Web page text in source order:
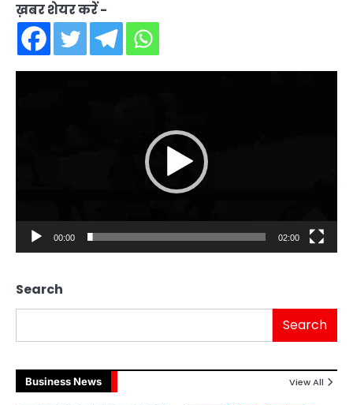
ख़बर शेयर करें -
00:00 02:00
Search
Search
Business News View All